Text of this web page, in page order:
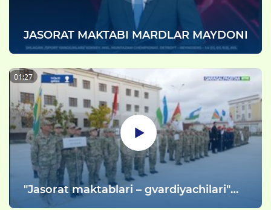
JASORAT MAKTABI MARDLAR MAYDONI
"Jasorat maktablari – gvardiyachilari"
harbiy-sport musobaqasi.